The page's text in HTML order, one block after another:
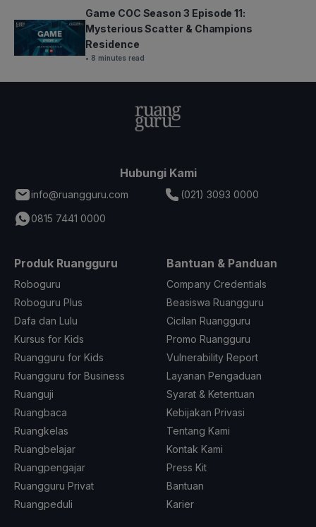
Game COC Season 3 Episode 11:
Mysterious Scatter & Champions
Residence
• 8 minutes read
Hubungi Kami
info@ruangguru.com
(021) 3093 0000
0815 7441 0000
Produk Ruangguru
Roboguru
Roboguru Plus
Dafa dan Lulu
Kursus for Kids
Ruangguru for Kids
Ruangguru for Business
Ruanguji
Ruangbaca
Ruangkelas
Ruangbelajar
Ruangpengajar
Ruangguru Privat
Ruangpeduli
Bantuan & Panduan
Company Credentials
Beasiswa Ruangguru
Cicilan Ruangguru
Promo Ruangguru
Vulnerability Report
Layanan Pengaduan
Syarat & Ketentuan
Kebijakan Privasi
Tentang Kami
Kontak Kami
Press Kit
Bantuan
Karier